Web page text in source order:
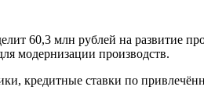
60,3 млн рублей на развитие
модернизации производств.
кредитные ставки по